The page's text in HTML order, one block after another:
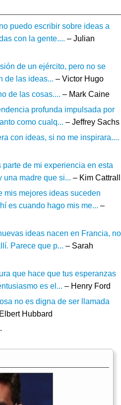
puedo escribir sobre ideas a
con la gente.... – Julian
de un ejército, pero no se
de las ideas... – Victor Hugo
de las cosas.... – Mark Caine
profunda impulsada por
como cualq... – Jeffrey Sachs
con ideas, si no me inspirara....
de mi experiencia en esta
una madre que si... – Kim Cattrall
mis mejores ideas suceden
es cuando hago mis me... –
ideas nacen en Francia, no
Parece que p... – Sarah
que hace que tus esperanzas
es el... – Henry Ford
no es digna de ser llamada
Hubbard
.